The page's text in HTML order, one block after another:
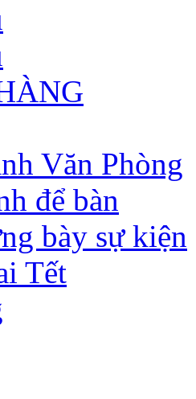
Văn Phòng
để bàn
bày sự kiện
Tết